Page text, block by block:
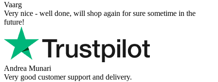
Vaarg
Very nice - well done, will shop again for sure sometime in the
future!
Andrea Munari
Very good customer support and delivery.